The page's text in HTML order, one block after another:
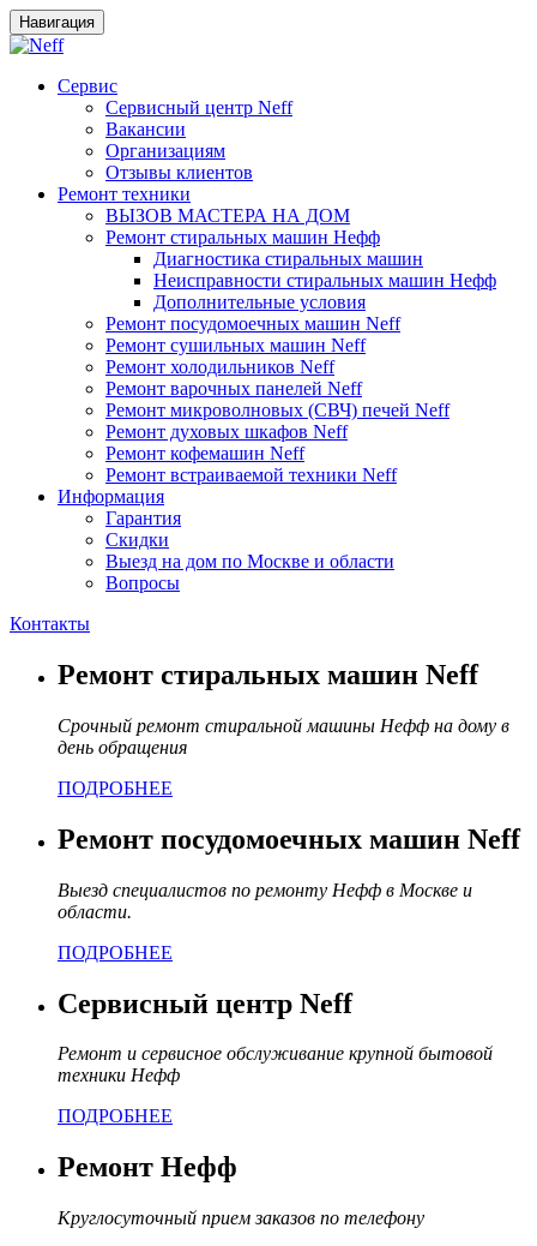
Навигация
Сервис
Сервисный центр Neff
Вакансии
Организациям
Отзывы клиентов
Ремонт техники
ВЫЗОВ МАСТЕРА НА ДОМ
Ремонт стиральных машин Нефф
Диагностика стиральных машин
Неисправности стиральных машин Нефф
Дополнительные условия
Ремонт посудомоечных машин Neff
Ремонт сушильных машин Neff
Ремонт холодильников Neff
Ремонт варочных панелей Neff
Ремонт микроволновых (СВЧ) печей Neff
Ремонт духовых шкафов Neff
Ремонт кофемашин Neff
Ремонт встраиваемой техники Neff
Информация
Гарантия
Скидки
Выезд на дом по Москве и области
Вопросы
Контакты
Ремонт стиральных машин Neff
Срочный ремонт стиральной машины Нефф на дому в
день обращения
ПОДРОБНЕЕ
Ремонт посудомоечных машин Neff
Выезд специалистов по ремонту Нефф в Москве и
области.
ПОДРОБНЕЕ
Сервисный центр Neff
Ремонт и сервисное обслуживание крупной бытовой
техники Нефф
ПОДРОБНЕЕ
Ремонт Нефф
Круглосуточный прием заказов по телефону